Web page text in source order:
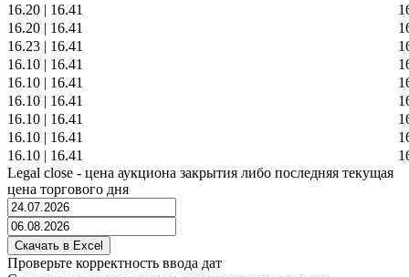
16.20 | 16.41
16.20 | 16.41
16.23 | 16.41
16.10 | 16.41
16.10 | 16.41
16.10 | 16.41
16.10 | 16.41
16.10 | 16.41
16.10 | 16.41
Legal close - цена аукциона закрытия либо последняя текущая
цена торгового дня
Проверьте корректность ввода дат